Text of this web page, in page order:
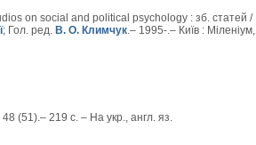
on social and political psychology : зб. статей /
; Гол. ред. В. О. Климчук.– 1995-.– Київ : Міленіум,
48 (51).– 219 с. – На укр., англ. яз.